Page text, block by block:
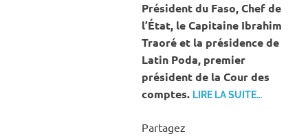
Président du Faso, Chef de
l’État, le Capitaine Ibrahim
Traoré et la présidence de
Latin Poda, premier
président de la Cour des
comptes. LIRE LA SUITE…
Partagez